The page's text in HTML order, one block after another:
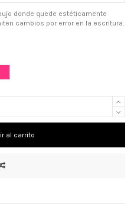
donde quede estéticamente
cambios por error en la escritura.
al carrito